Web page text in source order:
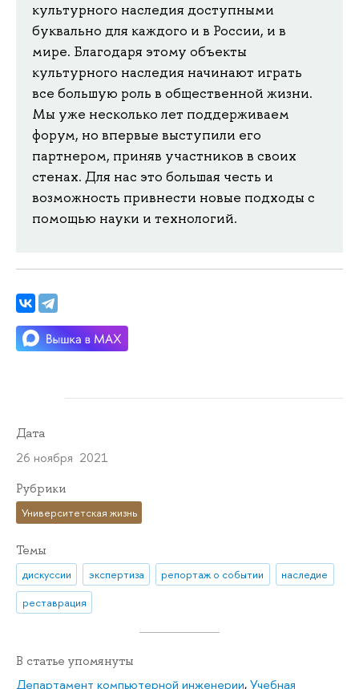
культурного наследия доступными
буквально для каждого и в России, и в
мире. Благодаря этому объекты
культурного наследия начинают играть
все большую роль в общественной жизни.
Мы уже несколько лет поддерживаем
форум, но впервые выступили его
партнером, приняв участников в своих
стенах. Для нас это большая честь и
возможность привнести новые подходы с
помощью науки и технологий.
Дата
26 ноября 2021
Рубрики
Университетская жизнь
Темы
дискуссии экспертиза репортаж о событии
наследие
реставрация
В статье упомянуты
Департамент компьютерной инженерии,Учебная